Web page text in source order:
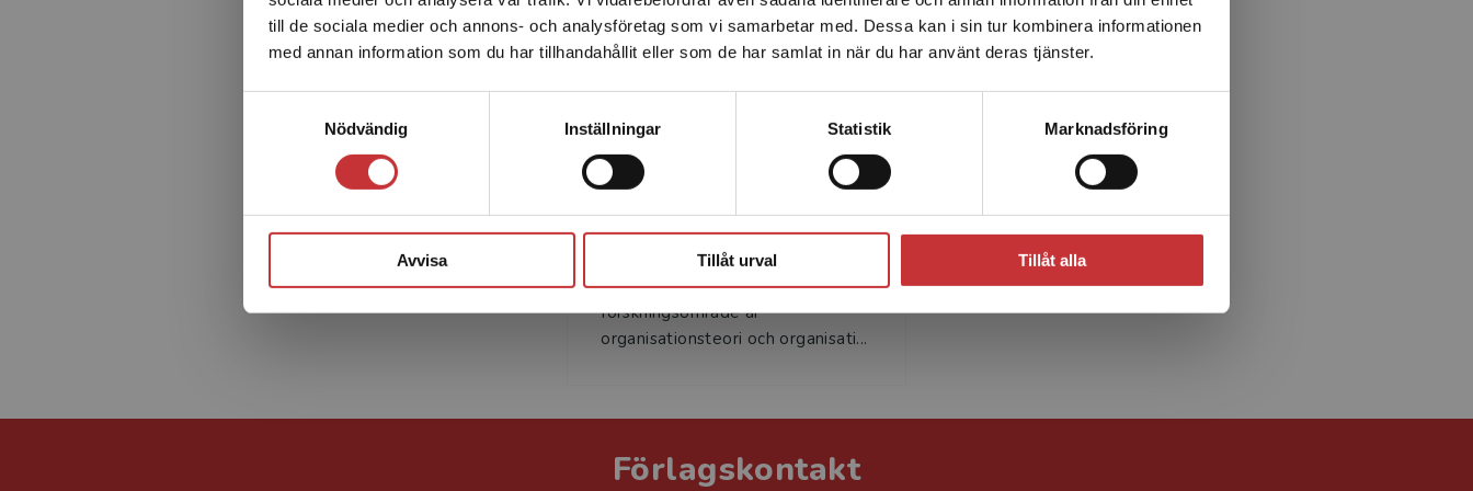
till de sociala medier och annons- och analysföretag som vi samarbetar med. Dessa kan i sin tur kombinera informationen
med annan information som du har tillhandahållit eller som de har samlat in när du har använt deras tjänster.
Nödvändig
Inställningar Statistik Marknadsföring
Avvisa Tillåt urval Tillåt alla
Sverige. För att kunna slutföra ett köp måste
leveransadressen vara i Sverige.Läs mer
Anders Ivarsson Westerberg är
professor i offentlig förvaltning
vid Södertörns högskola. Hans
forskningsområde är
organisationsteori och organisati...
Förlagskontakt